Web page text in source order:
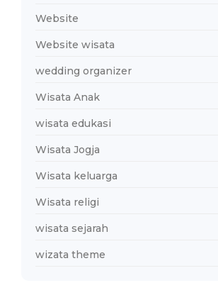
Website
Website wisata
wedding organizer
Wisata Anak
wisata edukasi
Wisata Jogja
Wisata keluarga
Wisata religi
wisata sejarah
wizata theme